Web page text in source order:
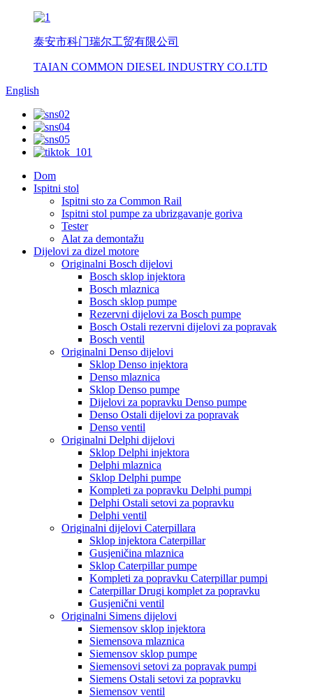
泰安市科门瑞尔工贸有限公司
TAIAN COMMON DIESEL INDUSTRY CO.LTD
English
Dom
Ispitni stol
Ispitni sto za Common Rail
Ispitni stol pumpe za ubrizgavanje goriva
Tester
Alat za demontažu
Dijelovi za dizel motore
Originalni Bosch dijelovi
Bosch sklop injektora
Bosch mlaznica
Bosch sklop pumpe
Rezervni dijelovi za Bosch pumpe
Bosch Ostali rezervni dijelovi za popravak
Bosch ventil
Originalni Denso dijelovi
Sklop Denso injektora
Denso mlaznica
Sklop Denso pumpe
Dijelovi za popravku Denso pumpe
Denso Ostali dijelovi za popravak
Denso ventil
Originalni Delphi dijelovi
Sklop Delphi injektora
Delphi mlaznica
Sklop Delphi pumpe
Kompleti za popravku Delphi pumpi
Delphi Ostali setovi za popravku
Delphi ventil
Originalni dijelovi Caterpillara
Sklop injektora Caterpillar
Gusjeničina mlaznica
Sklop Caterpillar pumpe
Kompleti za popravku Caterpillar pumpi
Caterpillar Drugi komplet za popravku
Gusjenični ventil
Originalni Simens dijelovi
Siemensov sklop injektora
Siemensova mlaznica
Siemensov sklop pumpe
Siemensovi setovi za popravak pumpi
Siemens Ostali setovi za popravku
Siemensov ventil